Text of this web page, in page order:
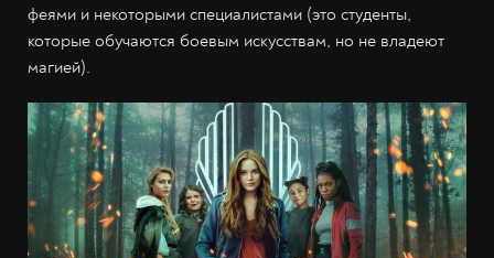
феями и некоторыми специалистами (это студенты,
которые обучаются боевым искусствам, но не владеют
магией).